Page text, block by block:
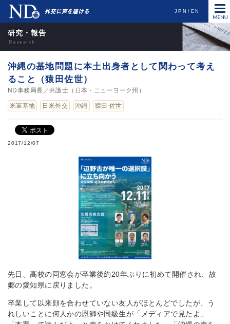
JPN EN
研究・報告
沖縄の基地問題に本土出身者として関わって考え
ること（猿田佐世）
ND事務局長／弁護士（日本・ニューヨーク州）
米軍基地 日米外交 沖縄 猿田 佐世
2017/12/07
先日、高校の同窓会が卒業後約20年ぶりに初めて開催され、故
郷の愛知県に戻りました。
卒業して以来顔を合わせていない友人がほとんどでしたが、う
れしいことに何人かの恩師や同級生が「メディアで見たよ」